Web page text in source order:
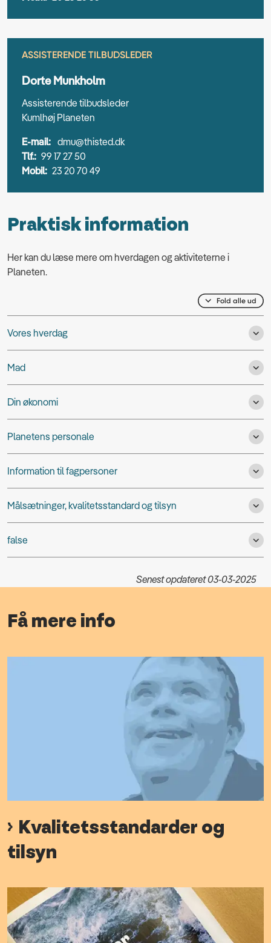
ASSISTERENDE TILBUDSLEDER
Dorte Munkholm
Assisterende tilbudsleder
Kumlhøj Planeten
E-mail: dmu@thisted.dk
Tlf.: 99 17 27 50
Mobil: 23 20 70 49
Praktisk information
Her kan du læse mere om hverdagen og aktiviteterne i
Planeten.
Fold alle ud
Vores hverdag
Mad
Din økonomi
Planetens personale
Information til fagpersoner
Målsætninger, kvalitetsstandard og tilsyn
false
Senest opdateret 03-03-2025
Få mere info
Kvalitetsstandarder og
tilsyn